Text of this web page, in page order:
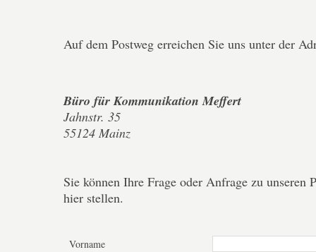
Auf dem Postweg erreichen Sie uns unter der
Büro für Kommunikation Meffert
Jahnstr. 35
55124 Mainz
Sie können Ihre Frage oder Anfrage zu unseren
hier stellen.
Vorname